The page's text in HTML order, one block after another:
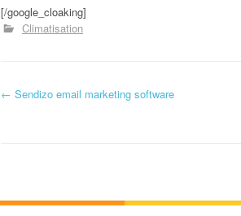
[/google_cloaking]
Climatisation
Navigation d'article
← Sendizo email marketing software